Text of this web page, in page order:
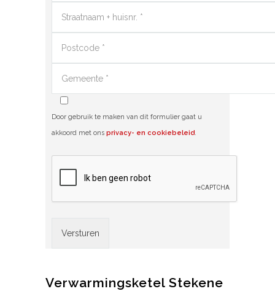
Door gebruik te maken van dit formulier gaat u
akkoord met ons privacy- en cookiebeleid.
Verwarmingsketel Stekene